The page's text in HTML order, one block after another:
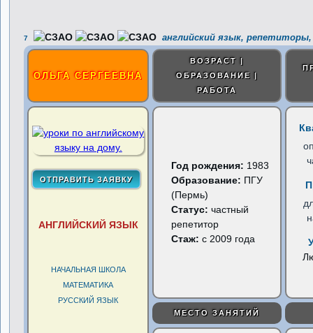
7 английский язык, репетиторы,
ОЛЬГА СЕРГЕЕВНА
ВОЗРАСТ |
ОБРАЗОВАНИЕ |
РАБОТА
АНГЛИЙСКИЙ ЯЗЫК
НАЧАЛЬНАЯ ШКОЛА
МАТЕМАТИКА
РУССКИЙ ЯЗЫК
Год рождения: 1983
Образование: ПГУ
(Пермь)
Статус:частный
репетитор
Стаж: с 2009 года
МЕСТО ЗАНЯТИЙ